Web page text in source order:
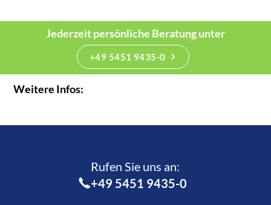
Jederzeit persönliche Beratung unter
+49 5451 9435-0
Weitere Infos:
Rufen Sie uns an:­
+49 5451 9435-0